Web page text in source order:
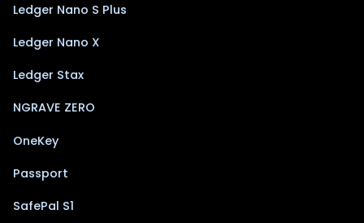
Ledger Nano S Plus
Ledger Nano X
Ledger Stax
NGRAVE ZERO
OneKey
Passport
SafePal S1